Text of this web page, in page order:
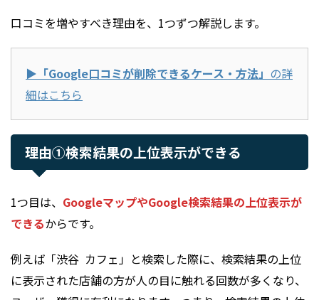
口コミを増やすべき理由を、1つずつ解説します。
▶︎「Google口コミが削除できるケース・方法」 の詳
細はこちら
理由①検索結果の上位表示ができる
1つ目は、 GoogleマップやGoogle検索結果の上位表示が
できるからです。
例えば「渋谷 カフェ」と検索した際に、検索結果の上位
に表示された店舗の方が人の目に触れる回数が多くなり、